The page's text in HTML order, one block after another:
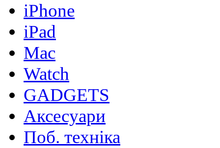
iPhone
iPad
Mac
Watch
GADGETS
Аксесуари
Поб. техніка